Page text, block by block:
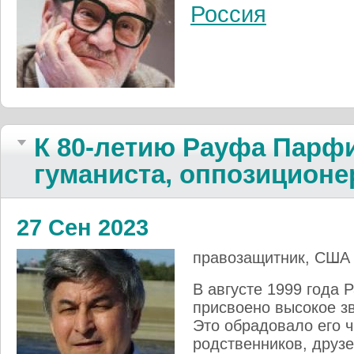
Россия
К 80-летию Рауфа
гуманиста,
27 Сен 2023
правозащитник, США
В августе 1999
присвоено высокое
Это обрадовало его
родственников,